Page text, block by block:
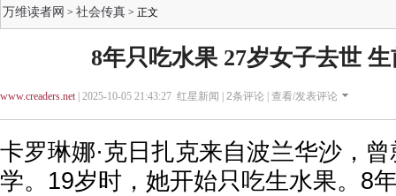
万维读者网 > 社会传真 > 正文
8年只吃水果 27岁女子去世
www.creaders.net| 2025-10-05 21:43:27 红星新闻 | 2条评论 | 查看/发表评论
卡罗琳娜·克日扎克来自波兰华沙，
学。19岁时，她开始只吃生水果。8